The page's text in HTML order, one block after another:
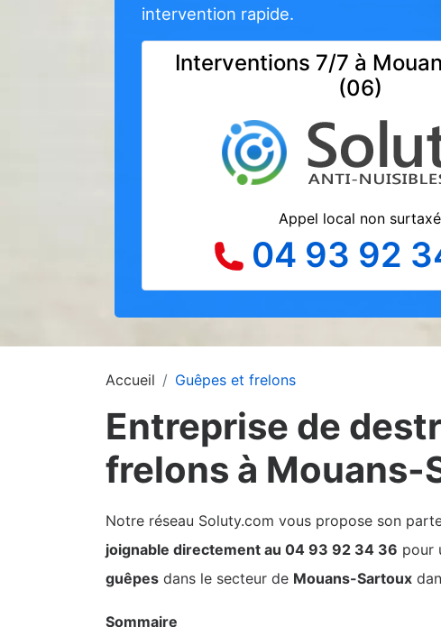
intervention rapide.
Interventions 7/7 à
(06)
Appel local non surtaxé
04 93 92
Accueil Guêpes et frelons
Entreprise de
frelons à Mouans-
Notre réseau Soluty.com vous propose son
joignable directement au 04 93 92 34 36 pour
guêpes dans le secteur de Mouans-Sartoux
Sommaire